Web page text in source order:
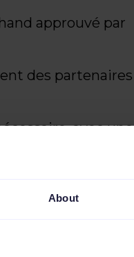
About
approuvé par
des partenaires
avec une
avec